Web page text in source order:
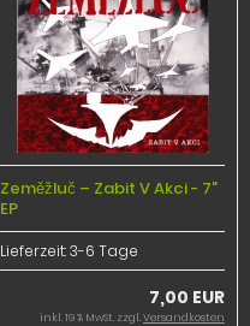
Zeměžluč – Zabit V Akci - 7"
EP
Lieferzeit:3-6 Tage
7,00 EUR
inkl. 19 % MwSt. zzgl.Versandkosten